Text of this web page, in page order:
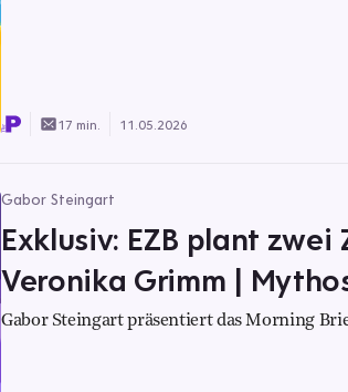
17 min. 11.05.2026
Gabor Steingart
Exklusiv: EZB plant
Veronika Grimm |
Gabor Steingart präsentiert das Morning